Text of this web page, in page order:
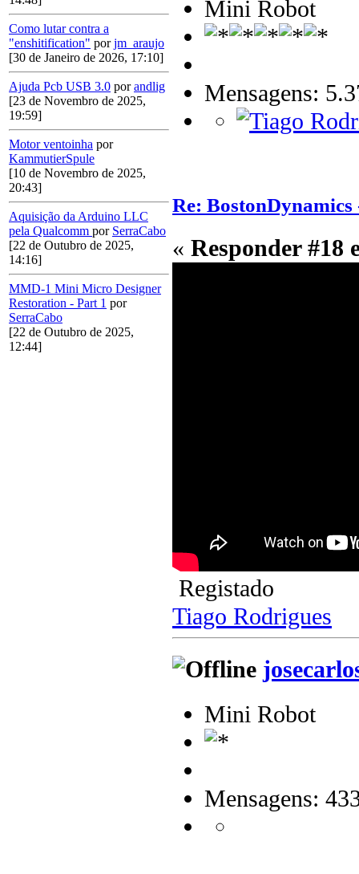
Como lutar contra a
"enshitification" porjm_araujo
[30 de Janeiro de 2026, 17:10]
Ajuda Pcb USB 3.0 porandlig
[23 de Novembro de 2025,
19:59]
Motor ventoinha por
KammutierSpule
[10 de Novembro de 2025,
20:43]
Aquisição da Arduino LLC
pela Qualcomm por SerraCabo
[22 de Outubro de 2025,
14:16]
MMD-1 Mini Micro Designer
Restoration - Part 1 por
SerraCabo
[22 de Outubro de 2025,
12:44]
Mini Robot
Mensagens:
Re:
« Responder #18
Registado
Tiago Rodrigues
Mini Robot
Mensagens: